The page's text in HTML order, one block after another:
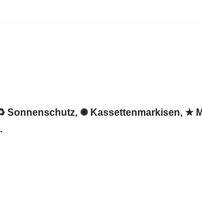
✺ Kassettenmarkisen, ★